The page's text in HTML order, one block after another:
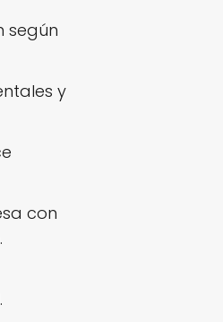
según
y
con